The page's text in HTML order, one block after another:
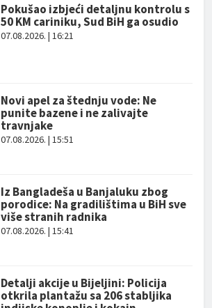
Pokušao izbjeći detaljnu kontrolu s
50 KM cariniku, Sud BiH ga osudio
07.08.2026. | 16:21
Novi apel za štednju vode: Ne
punite bazene i ne zalivajte
travnjake
07.08.2026. | 15:51
Iz Bangladeša u Banjaluku zbog
porodice: Na gradilištima u BiH sve
više stranih radnika
07.08.2026. | 15:41
Detalji akcije u Bijeljini: Policija
otkrila plantažu sa 206 stabljika